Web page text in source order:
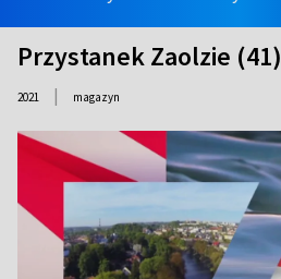
Przystanek Zaolzie (41)
2021 | magazyn